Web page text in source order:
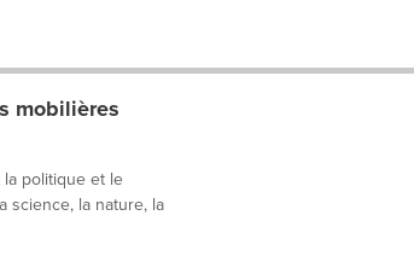
mobilières
politique et le
science, la nature, la